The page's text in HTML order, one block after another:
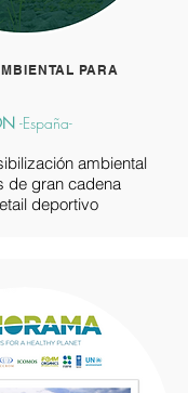
PARA
-España-
ambiental
de gran cadena
deportivo